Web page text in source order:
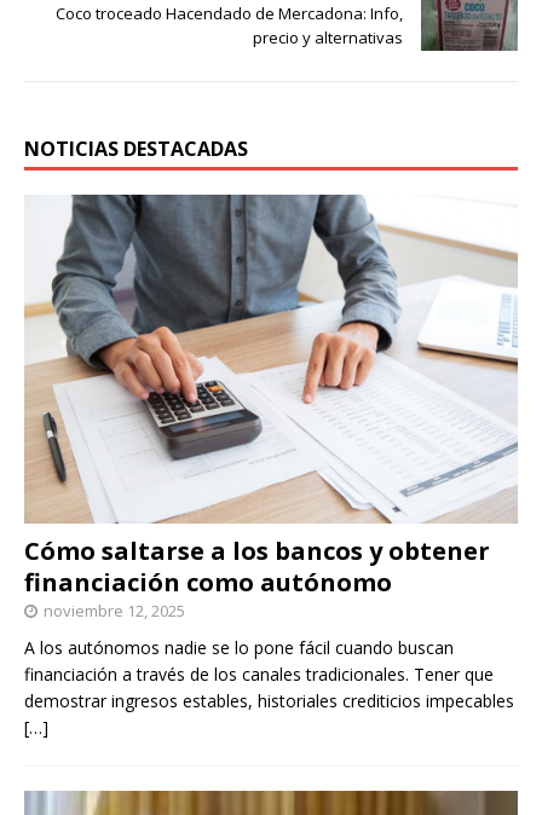
Coco troceado Hacendado de Mercadona: Info,
precio y alternativas
NOTICIAS DESTACADAS
Cómo saltarse a los bancos y obtener
financiación como autónomo
noviembre 12, 2025
A los autónomos nadie se lo pone fácil cuando buscan
financiación a través de los canales tradicionales. Tener que
demostrar ingresos estables, historiales crediticios impecables
[…]